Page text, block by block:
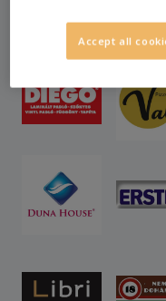
Bérlőink
Accept all